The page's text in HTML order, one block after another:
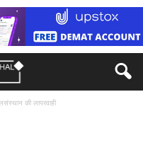
की लापरवाही